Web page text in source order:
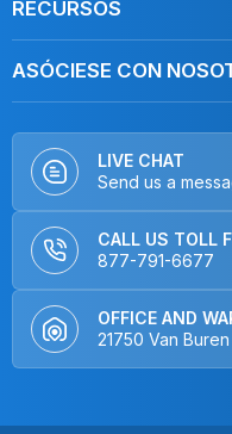
Do Not Sell My Personal
Mopas
Equipo
Kits
Mopas sin microfibra
Hogar y cocina
Cerrar
RECURSOS
Vídeos sobre cómo hacerlo
Vídeos de productos
Entrevistas
ASÓCIESE CON
Fabricantes de equipos
LIVE CHAT
Send us a
CALL US TOLL
877-791-6677
OFFICE AND
21750 Van